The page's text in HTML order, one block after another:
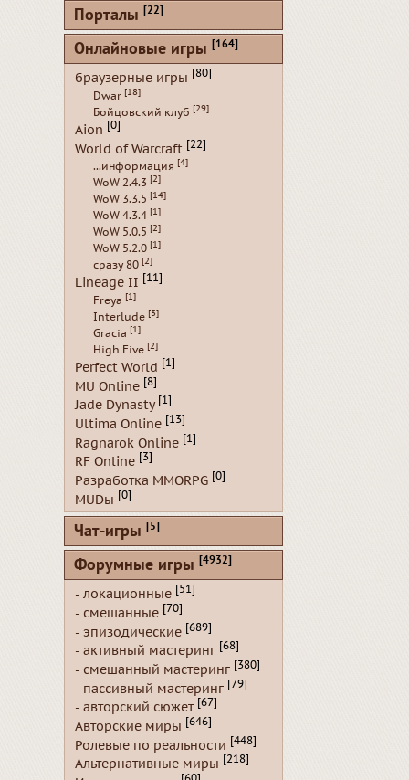
Порталы [22]
Онлайновые игры [164]
браузерные игры [80]
Dwar [18]
Бойцовский клуб [29]
Aion [0]
World of Warcraft [22]
...информация [4]
WoW 2.4.3 [2]
WoW 3.3.5 [14]
WoW 4.3.4 [1]
WoW 5.0.5 [2]
WoW 5.2.0 [1]
сразу 80 [2]
Lineage II [11]
Freya [1]
Interlude [3]
Gracia [1]
High Five [2]
Perfect World [1]
MU Online [8]
Jade Dynasty [1]
Ultima Online [13]
Ragnarok Online [1]
RF Online [3]
Разработка MMORPG [0]
MUDы [0]
Чат-игры [5]
Форумные игры [4932]
- локационные [51]
- смешанные [70]
- эпизодические [689]
- активный мастеринг [68]
- смешанный мастеринг [380]
- пассивный мастеринг [79]
- авторский сюжет [67]
Авторские миры [646]
Ролевые по реальности [448]
Альтернативные миры [218]